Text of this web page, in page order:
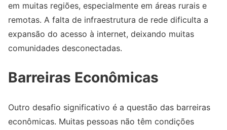
em muitas regiões, especialmente em áreas rurais e
remotas. A falta de infraestrutura de rede dificulta a
expansão do acesso à internet, deixando muitas
comunidades desconectadas.
Barreiras Econômicas
Outro desafio significativo é a questão das barreiras
econômicas. Muitas pessoas não têm condições